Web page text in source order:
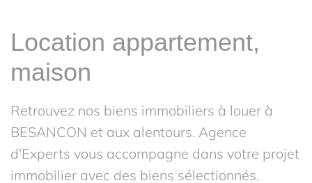
Location appartement,
maison
Retrouvez nos biens immobiliers à louer à
BESANCON et aux alentours. Agence
d'Experts vous accompagne dans votre projet
immobilier avec des biens sélectionnés.